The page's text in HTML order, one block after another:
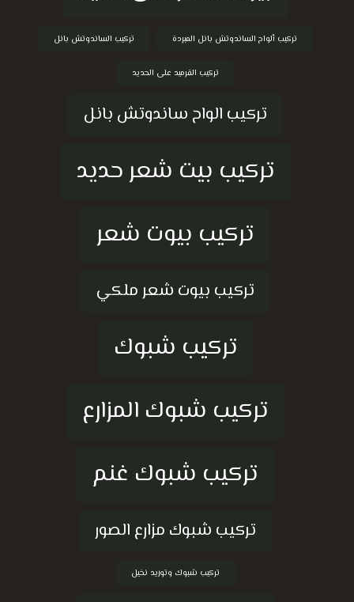
تركيب ألواح الساندوتش بانل المبردة تركيب الساندوتش بانل
تركيب القرميد على الحديد
تركيب الواح ساندوتش بانل
تركيب بيت شعر حديد
تركيب بيوت شعر
تركيب بيوت شعر ملكي
تركيب شبوك
تركيب شبوك المزارع
تركيب شبوك غنم
تركيب شبوك مزارع الصور
تركيب شبوك وتوريد نخيل